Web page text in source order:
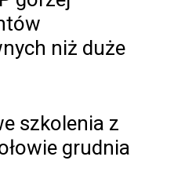
niż duże
szkolenia z
grudnia